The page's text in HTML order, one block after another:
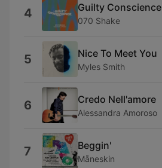
4 Guilty Conscience
070 Shake
5 Nice To Meet You
Myles Smith
6 Credo Nell'amore
Alessandra Amoroso
7 Beggin'
Måneskin